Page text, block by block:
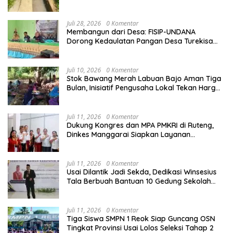
Juli 28, 2026 0 Komentar
Membangun dari Desa: FISIP-UNDANA
Dorong Kedaulatan Pangan Desa Turekisa
Juli 10, 2026 0 Komentar
Stok Bawang Merah Labuan Bajo Aman Tiga
Bulan, Inisiatif Pengusaha Lokal Tekan Harga
Juli 11, 2026 0 Komentar
Dukung Kongres dan MPA PMKRI di Ruteng,
Dinkes Manggarai Siapkan Layanan
Juli 11, 2026 0 Komentar
Usai Dilantik Jadi Sekda, Dedikasi Winsesius
Tala Berbuah Bantuan 10 Gedung Sekolah
Juli 11, 2026 0 Komentar
Tiga Siswa SMPN 1 Reok Siap Guncang OSN
Tingkat Provinsi Usai Lolos Seleksi Tahap 2